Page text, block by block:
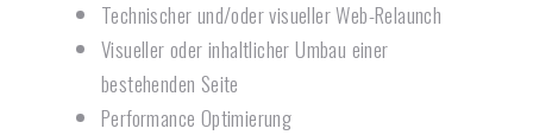
Technischer und/oder visueller Web-Relaunch
Visueller oder inhaltlicher Umbau einer
bestehenden Seite
Performance Optimierung